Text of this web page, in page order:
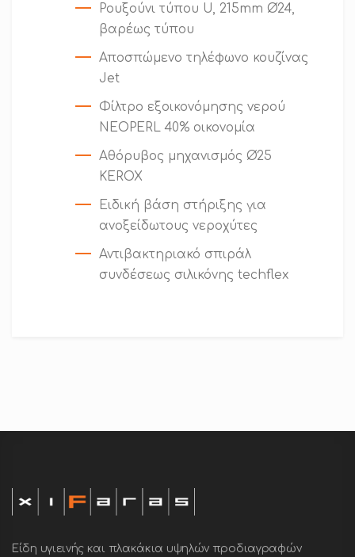
Ρουξούνι τύπου U, 215mm Ø24,
βαρέως τύπου
Αποσπώμενο τηλέφωνο κουζίνας
Jet
Φίλτρο εξοικονόμησης νερού
NEOPERL 40% οικονομία
Αθόρυβος μηχανισμός Ø25
KEROX
Ειδική βάση στήριξης για
ανοξείδωτους νεροχύτες
Αντιβακτηριακό σπιράλ
συνδέσεως σιλικόνης techflex
Είδη υγιεινής και πλακάκια υψηλών προδιαγραφών